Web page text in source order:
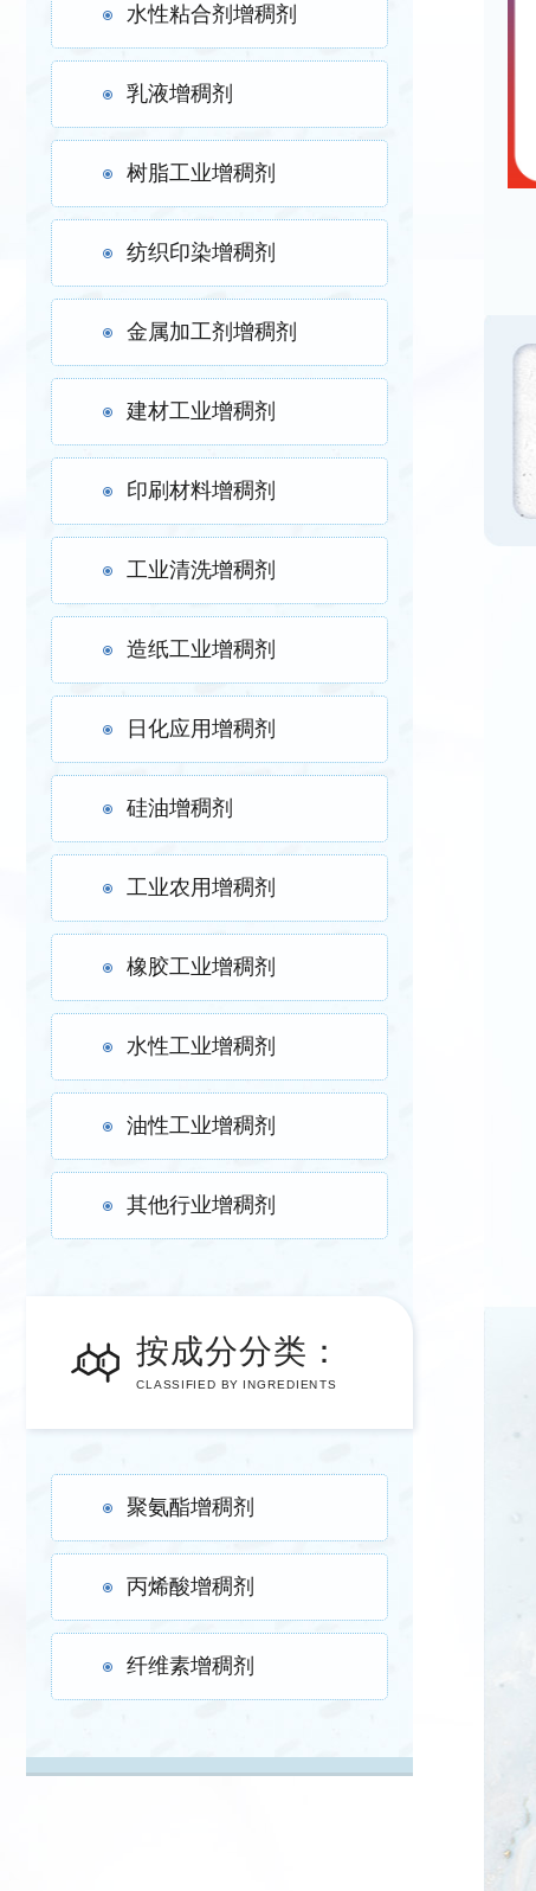
水性粘合剂增稠剂
乳液增稠剂
树脂工业增稠剂
纺织印染增稠剂
金属加工剂增稠剂
建材工业增稠剂
印刷材料增稠剂
工业清洗增稠剂
造纸工业增稠剂
日化应用增稠剂
硅油增稠剂
工业农用增稠剂
橡胶工业增稠剂
水性工业增稠剂
油性工业增稠剂
其他行业增稠剂
按成分分类 ：
CLASSIFIED BY INGREDIENTS
聚氨酯增稠剂
丙烯酸增稠剂
纤维素增稠剂